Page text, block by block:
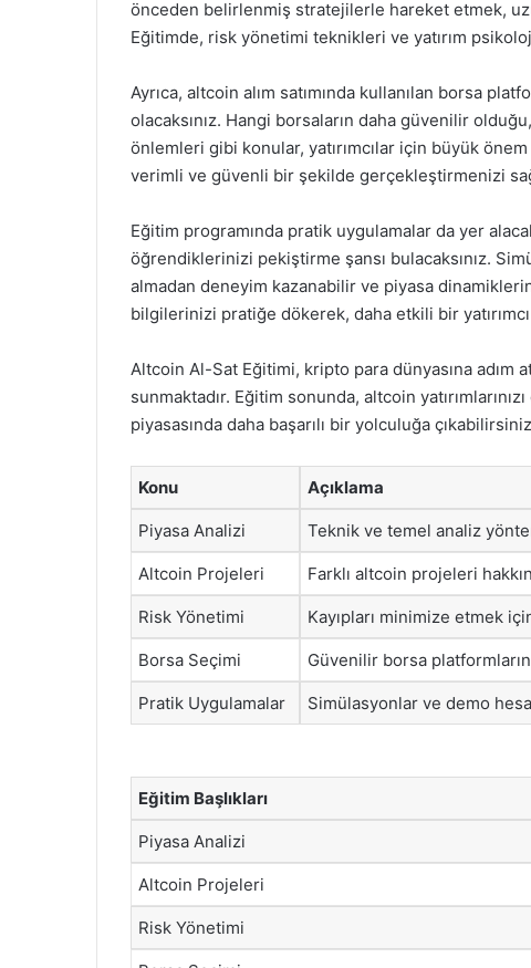
önceden belirlenmiş stratejilerle hareket etmek,
Eğitimde, risk yönetimi teknikleri ve yatırım
Ayrıca, altcoin alım satımında kullanılan borsa
olacaksınız. Hangi borsaların daha güvenilir
önlemleri gibi konular, yatırımcılar için büyük
verimli ve güvenli bir şekilde gerçekleştirmenizi
Eğitim programında pratik uygulamalar da yer
öğrendiklerinizi pekiştirme şansı bulacaksınız.
almadan deneyim kazanabilir ve piyasa
bilgilerinizi pratiğe dökerek, daha etkili bir yatırımcı
Altcoin Al-Sat Eğitimi, kripto para dünyasına adım
sunmaktadır. Eğitim sonunda, altcoin
piyasasında daha başarılı bir yolculuğa
Konu Açıklama
Piyasa Analizi Teknik ve temel analiz
Altcoin Projeleri Farklı altcoin projeleri
Risk Yönetimi Kayıpları minimize etmek
Borsa Seçimi Güvenilir borsa
Pratik Uygulamalar Simülasyonlar ve demo
Eğitim Başlıkları
Piyasa Analizi
Altcoin Projeleri
Risk Yönetimi